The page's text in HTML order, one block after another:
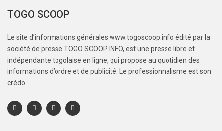
TOGO SCOOP
Le site d’informations générales www.togoscoop.info édité par la
société de presse TOGO SCOOP INFO, est une presse libre et
indépendante togolaise en ligne, qui propose au quotidien des
informations d’ordre et de publicité. Le professionnalisme est son
crédo.